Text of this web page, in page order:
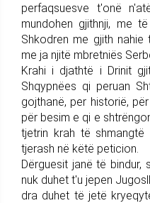
perfaqsuesve t'onë
mundohen gjithnji, me
Shkodren me gjith
me ja njitë mbretniës
Krahi i djathtë i Drinit
Shqypnëes qi peruan
gojthanë, per historië,
për besim e qi e
tjetrin krah të
tjerash në këtë peticion.
Dërguesit janë të bindur,
nuk duhet t'u jepen
dra duhet të jetë